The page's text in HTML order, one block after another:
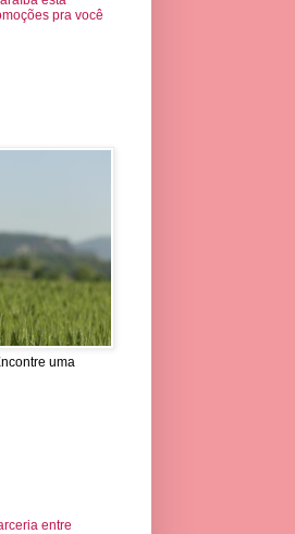
pra você
uma
entre